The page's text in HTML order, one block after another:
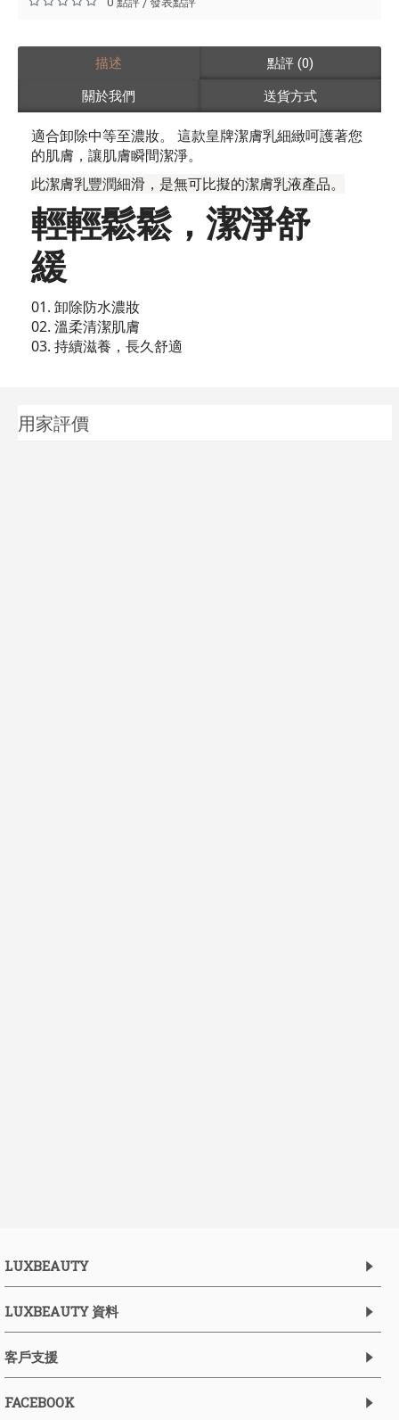
描述
點評 (0)
關於我們
送貨方式
適合卸除中等至濃妝。 這款皇牌潔膚乳細緻呵護著您
的肌膚，讓肌膚瞬間潔淨。
此潔膚乳豐潤細滑，是無可比擬的潔膚乳液產品。
輕輕鬆鬆，潔淨舒
緩
01. 卸除防水濃妝
02. 溫柔清潔肌膚
03. 持續滋養，長久舒適
用家評價
LUXBEAUTY
LUXBEAUTY 資料
客戶支援
FACEBOOK